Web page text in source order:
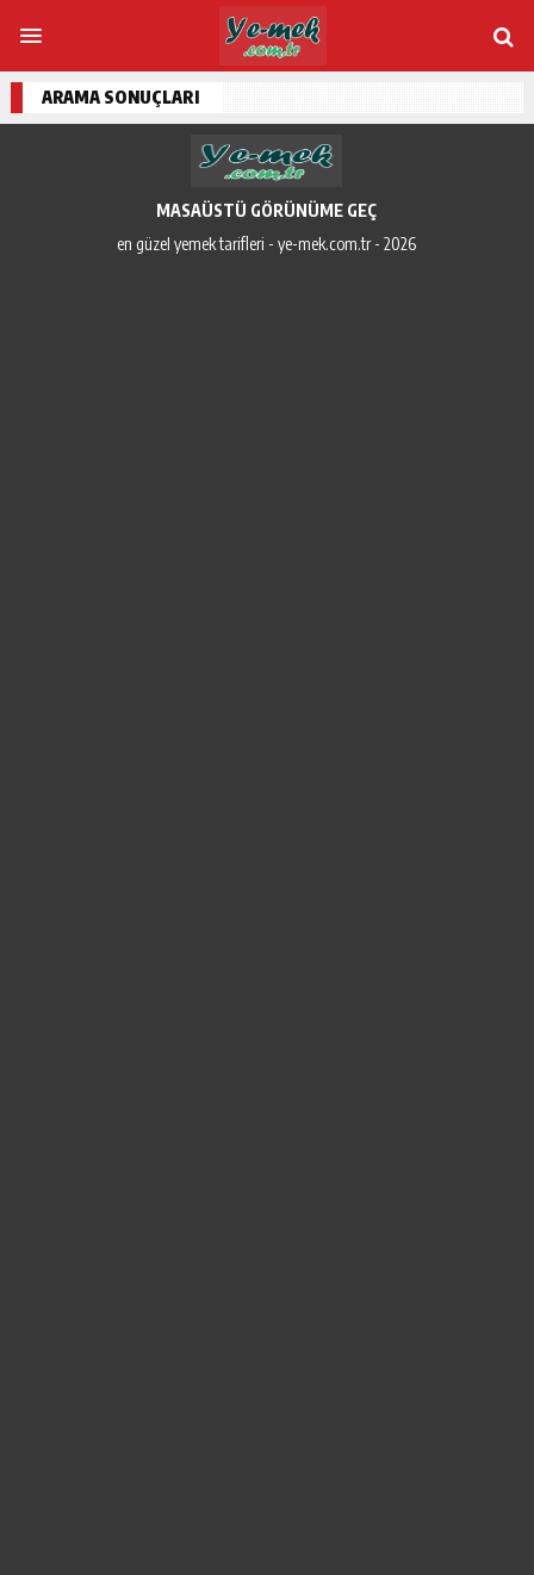
ARAMA SONUÇLARI
MASAÜSTÜ GÖRÜNÜME GEÇ
en güzel yemek tarifleri - ye-mek.com.tr - 2026